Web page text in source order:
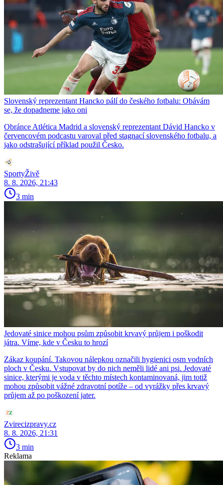
Slovenský reprezentant Hancko pálí do českého fotbalu: Obávám
se, že dopadneme jako oni
Obránce Atlética Madrid a slovenský reprezentant Dávid Hancko v
červencovém podcastu varoval před stagnací slovenského fotbalu, a
jako odstrašující příklad použil Česko.
SportyŽivě
8. 8. 2026, 21:43
3 min
Jedovaté sinice mohou psům způsobit krvavý průjem i poškodit
játra. Víme, kde v Česku to hrozí
Zákaz koupání. Takovou nálepkou označili hygienici osm vodních
ploch v Česku. Vstupovat by do nich neměli lidé ani psi. Jedovaté
sinice, kterými je voda v těchto místech kontaminovaná, jim totiž
mohou způsobit vážné zdravotní potíže – od vyrážky přes krvavý
průjem až po poškození jater.
Zvirecizpravy.cz
8. 8. 2026, 21:31
3 min
Reklama